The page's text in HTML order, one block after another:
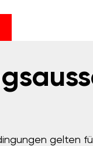
gelten